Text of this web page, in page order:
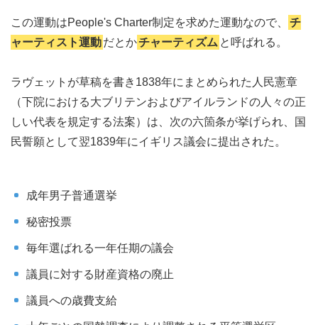
この運動はPeople's Charter制定を求めた運動なので、
チ
ャーティスト運動だとかチャーティズム と呼ばれる。
ラヴェットが草稿を書き1838年にまとめられた人民憲章
（下院における大ブリテンおよびアイルランドの人々の正
しい代表を規定する法案）は、次の六箇条が挙げられ、国
民誓願として翌1839年にイギリス議会に提出された。
成年男子普通選挙
秘密投票
毎年選ばれる一年任期の議会
議員に対する財産資格の廃止
議員への歳費支給